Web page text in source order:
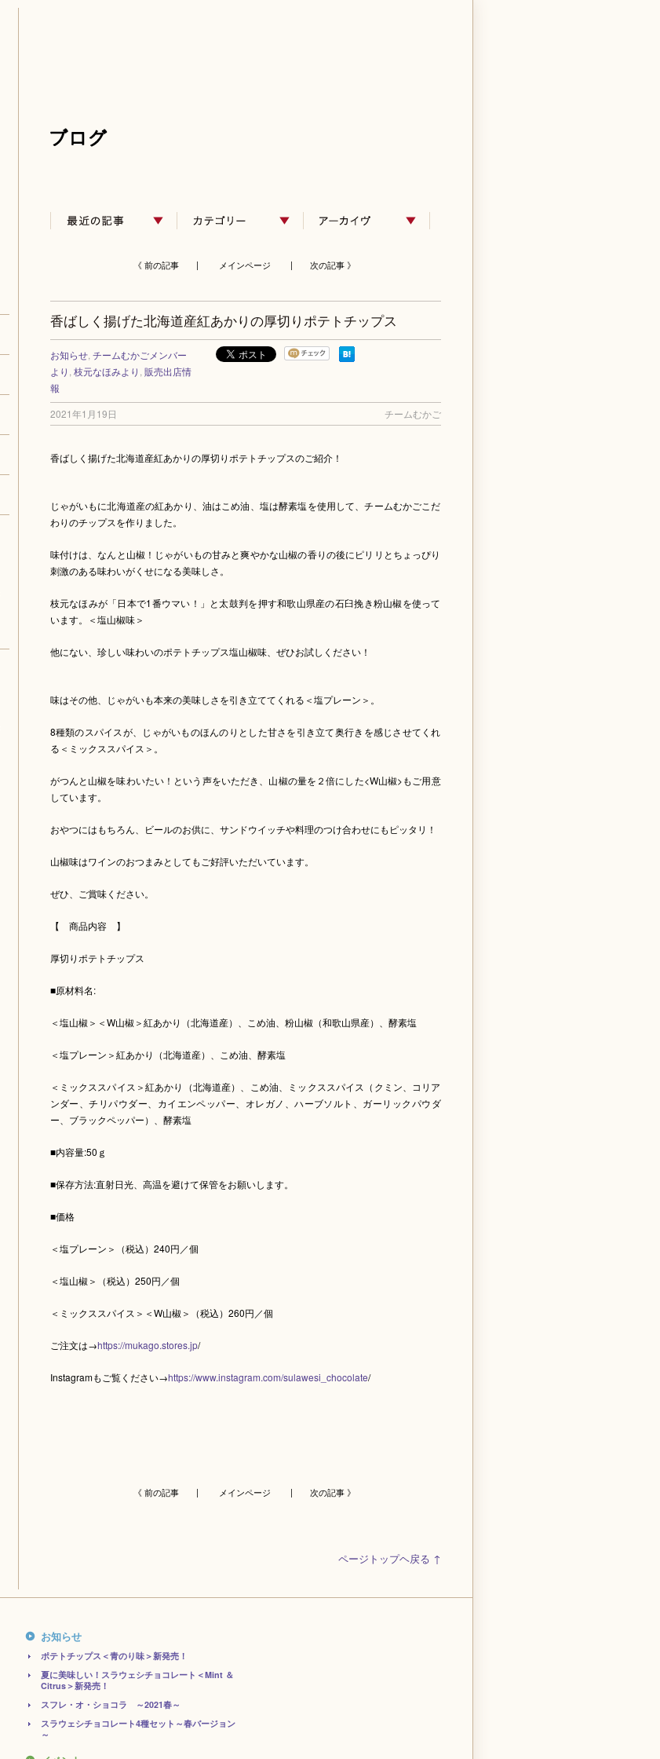
《 前の記事 | メインページ | 次の記事 》
香ばしく揚げた北海道産紅あかりの厚切りポテトチップス
お知らせ, チームむかごメンバー
より 枝元なほみより 販売出店情
報
2021年1月19日
チームむかご
香ばしく揚げた北海道産紅あかりの厚切りポテトチップスのご紹介！
じゃがいもに北海道産の紅あかり、油はこめ油、塩は酵素塩を使用して、チームむかごこだ
わりのチップスを作りました。
味付けは、なんと山椒！じゃがいもの甘みと爽やかな山椒の香りの後にピリリとちょっぴり
刺激のある味わいがくせになる美味しさ。
枝元なほみが「日本で1番ウマい！」と太鼓判を押す和歌山県産の石臼挽き粉山椒を使って
います。＜塩山椒味＞
他にない、珍しい味わいのポテトチップス塩山椒味、ぜひお試しください！
味はその他、じゃがいも本来の美味しさを引き立ててくれる＜塩プレーン＞。
8種類のスパイスが、じゃがいものほんのりとした甘さを引き立て奥行きを感じさせてくれ
る＜ミックススパイス＞。
がつんと山椒を味わいたい！という声をいただき、山椒の量を２倍にした<W山椒>もご用意
しています。
おやつにはもちろん、ビールのお供に、サンドウイッチや料理のつけ合わせにもピッタリ！
山椒味はワインのおつまみとしてもご好評いただいています。
ぜひ、ご賞味ください。
【 商品内容 】
厚切りポテトチップス
■原材料名:
＜塩山椒＞＜W山椒＞紅あかり（北海道産）、こめ油、粉山椒（和歌山県産）、酵素塩
＜塩プレーン＞紅あかり（北海道産）、こめ油、酵素塩
＜ミックススパイス＞紅あかり（北海道産）、こめ油、ミックススパイス（クミン、コリア
ンダー、チリパウダー、カイエンペッパー、オレガノ、ハーブソルト、ガーリックパウダ
ー、ブラックペッパー）、酵素塩
■内容量:50ｇ
■保存方法:直射日光、高温を避けて保管をお願いします。
■価格
＜塩プレーン＞（税込）240円／個
＜塩山椒＞（税込）250円／個
＜ミックススパイス＞＜W山椒＞（税込）260円／個
ご注文は→https://mukago.stores.jp/
Instagramもご覧ください→https://www.instagram.com/sulawesi_chocolate/
《 前の記事 | メインページ | 次の記事 》
ページトップヘ戻る ↑
お知らせ
ポテトチップス＜青のり味＞新発売！
夏に美味しい！スラウェシチョコレート＜Mint ＆
Citrus＞新発売！
スフレ・オ・ショコラ ～2021春～
スラウェシチョコレート4種セット～春バージョン
～